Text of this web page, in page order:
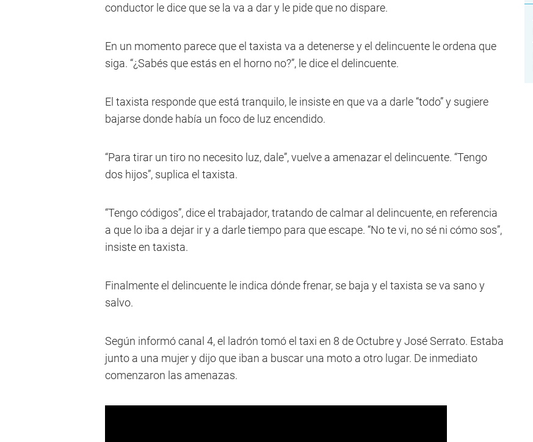
conductor le dice que se la va a dar y le pide que no dispare.
En un momento parece que el taxista va a detenerse y el delincuente le ordena que
siga. “¿Sabés que estás en el horno no?”, le dice el delincuente.
El taxista responde que está tranquilo, le insiste en que va a darle “todo” y sugiere
bajarse donde había un foco de luz encendido.
“Para tirar un tiro no necesito luz, dale”, vuelve a amenazar el delincuente. “Tengo
dos hijos”, suplica el taxista.
“Tengo códigos”, dice el trabajador, tratando de calmar al delincuente, en referencia
a que lo iba a dejar ir y a darle tiempo para que escape. “No te vi, no sé ni cómo sos”,
insiste en taxista.
Finalmente el delincuente le indica dónde frenar, se baja y el taxista se va sano y
salvo.
Según informó canal 4, el ladrón tomó el taxi en 8 de Octubre y José Serrato. Estaba
junto a una mujer y dijo que iban a buscar una moto a otro lugar. De inmediato
comenzaron las amenazas.